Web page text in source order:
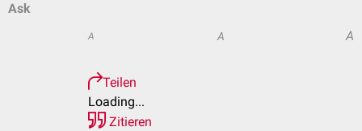
Ask
A A A
Teilen
Loading...
Zitieren